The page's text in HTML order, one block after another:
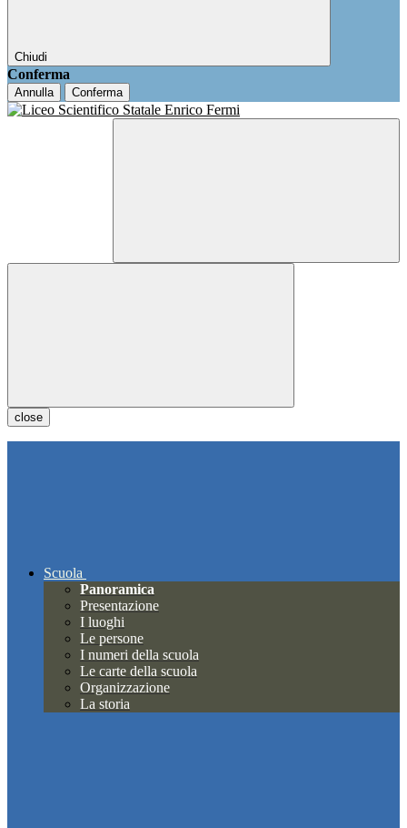
Chiudi
Conferma
Annulla Conferma
close
Scuola
Panoramica
Presentazione
I luoghi
Le persone
I numeri della scuola
Le carte della scuola
Organizzazione
La storia